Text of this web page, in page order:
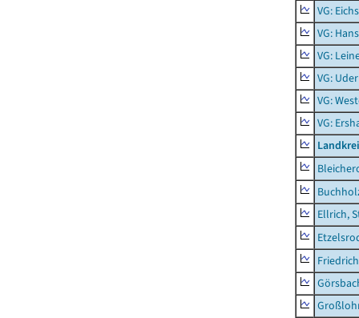
VG:
VG:
VG:
VG: Uder
VG:
VG:
Ellrich,